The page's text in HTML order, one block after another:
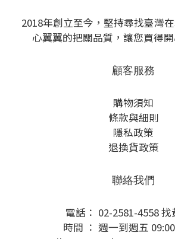
2018年創立至今，堅持尋找臺灣
心翼翼的把關品質，讓您買得
顧客服務
購物須知
條款與細則
隱私政策
退換貨政策
聯絡我們
電話： 02-2581-4558 找
時間 ： 週一到週五